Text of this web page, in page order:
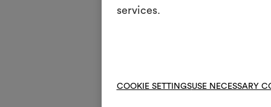
services.
COOKIE SETTINGSUSE NECESSARY
R Ne